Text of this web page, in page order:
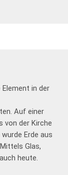
in der
Auf einer
von der Kirche
Erde aus
Glas,
heute.